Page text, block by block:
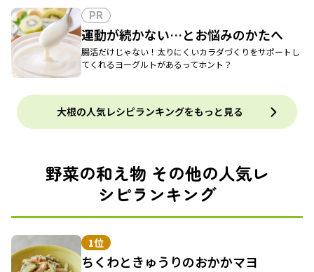
PR
運動が続かない…とお悩みのかたへ
腸活だけじゃない！太りにくいカラダづくりをサポートし
てくれるヨーグルトがあるってホント？
大根の人気レシピランキングをもっと見る
野菜の和え物 その他の人気レ
シピランキング
1位
ちくわときゅうりのおかかマヨ